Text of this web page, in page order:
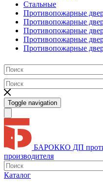
Стальные
Противопожарные
Противопожарные
Противопожарные
Противопожарные
Противопожарные
Toggle navigation
БАРОККО ДП
производителя
Каталог